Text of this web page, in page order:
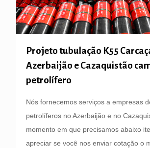
Projeto tubulação K55
Azerbaijão e Cazaquistão
petrolífero
Nós fornecemos serviços a empresas
petrolíferos no Azerbaijão e no
momento em que precisamos abaixo
apreciar se você nos enviar cotação o